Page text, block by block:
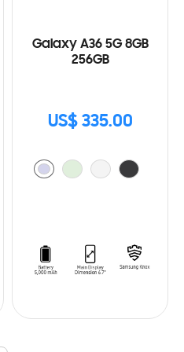
Galaxy A36 5G 8GB
256GB
US$ 335.00